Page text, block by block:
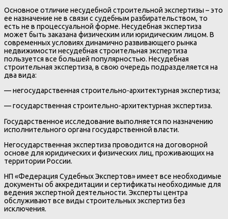
Основное отличие несудебной строительной экспертизы – это
ее назначение не в связи с судебным разбирательством, то
есть не в процессуальной форме. Несудебная экспертиза
может быть заказана физическим или юридическим лицом. В
современных условиях динамично развивающего рынка
недвижимости несудебная строительная экспертиза
пользуется все большей популярностью. Несудебная
строительная экспертиза, в свою очередь подразделяется на
два вида:
— негосударственная строительно-архитектурная экспертиза;
— государственная строительно-архитектурная экспертиза.
Государственное исследование выполняется по назначению
исполнительного органа государственной власти.
Негосударственная экспертиза проводится на договорной
основе для юридических и физических лиц, проживающих на
территории России.
НП «Федерация Судебных Экспертов» имеет все необходимые
документы об аккредитации и сертификаты необходимые для
ведения экспертной деятельности. Эксперты центра
обслуживают все виды строительных экспертиз без
исключения.